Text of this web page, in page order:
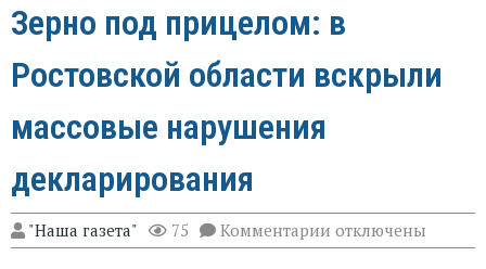
Зерно под прицелом: в
Ростовской области вскрыли
массовые нарушения
декларирования
"Наша газета" 75 Комментарии к
записи
отключены